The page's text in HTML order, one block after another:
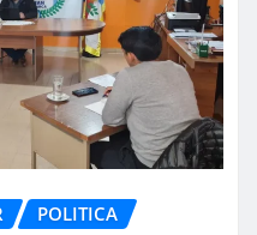
POLITICA